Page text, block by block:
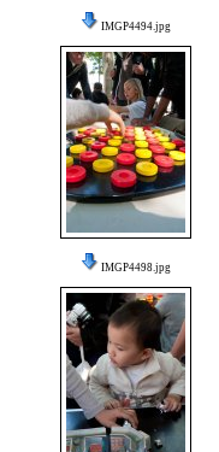
IMGP4494.jpg
IMGP4498.jpg